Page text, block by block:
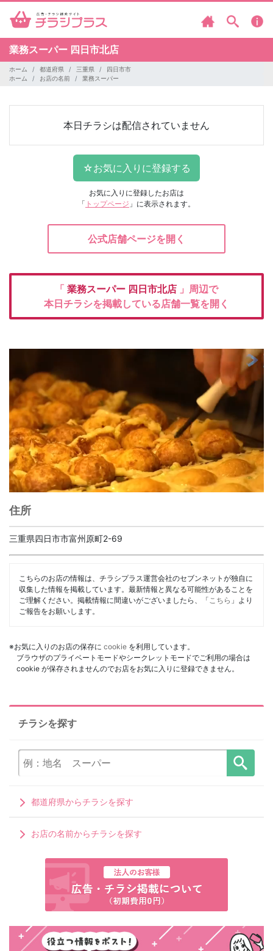
業務スーパー 四日市北店
ホーム 都道府県 三重県
四日市市
ホーム
お店の名前 業務スーパー
本日チラシは配信されていません
お気に入りに登録したお店は
「 トップページ 」に表示されます。
公式店舗ページを開く
「 業務スーパー 四日市北店 」周辺で
本日チラシを掲載している店舗一覧を開く
住所
三重県四日市市富州原町2-69
こちらのお店の情報は、チラシプラス運営会社のセブンネットが独自に
収集した情報を掲載しています。最新情報と異なる可能性があることを
ご理解ください。掲載情報に間違いがございましたら、「 こちら 」より
ご報告をお願いします。
※お気に入りのお店の保存に cookie を利用しています。
ブラウザのプライベートモードやシークレットモードでご利用の場合は
cookie が保存されませんのでお店をお気に入りに登録できません。
チラシを探す
都道府県からチラシを探す
お店の名前からチラシを探す